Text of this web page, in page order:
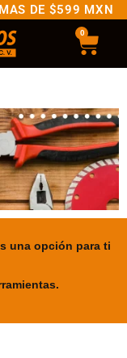
DE $599 MXN
0
una opción para ti